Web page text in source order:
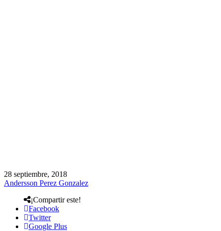
28 septiembre, 2018
Andersson Perez Gonzalez
¡Compartir este!
Facebook
Twitter
Google Plus